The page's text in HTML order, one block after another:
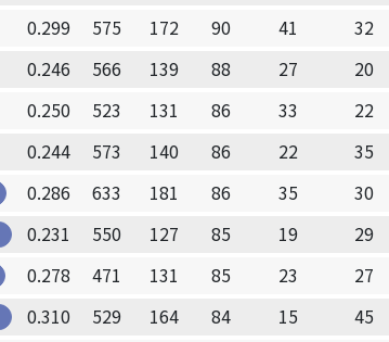
0.299 575 172 90 41 32
0.246 566 139 88 27 20
0.250 523 131 86 33 22
0.244 573 140 86 22 35
0.286 633 181 86 35 30
0.231 550 127 85 19 29
0.278 471 131 85 23 27
0.310 529 164 84 15 45